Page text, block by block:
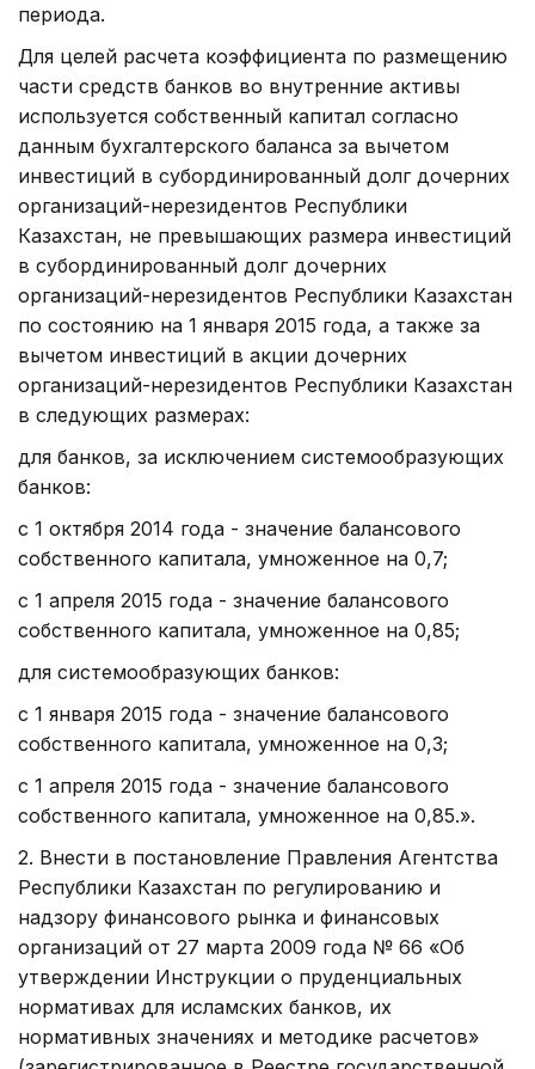
периода.
Для целей расчета коэффициента по размещению
части средств банков во внутренние активы
используется собственный капитал согласно
данным бухгалтерского баланса за вычетом
инвестиций в субординированный долг дочерних
организаций-нерезидентов Республики
Казахстан, не превышающих размера инвестиций
в субординированный долг дочерних
организаций-нерезидентов Республики Казахстан
по состоянию на 1 января 2015 года, а также за
вычетом инвестиций в акции дочерних
организаций-нерезидентов Республики Казахстан
в следующих размерах:
для банков, за исключением системообразующих
банков:
с 1 октября 2014 года - значение балансового
собственного капитала, умноженное на 0,7;
с 1 апреля 2015 года - значение балансового
собственного капитала, умноженное на 0,85;
для системообразующих банков:
с 1 января 2015 года - значение балансового
собственного капитала, умноженное на 0,3;
с 1 апреля 2015 года - значение балансового
собственного капитала, умноженное на 0,85.».
2. Внести в постановление Правления Агентства
Республики Казахстан по регулированию и
надзору финансового рынка и финансовых
организаций от 27 марта 2009 года № 66 «Об
утверждении Инструкции о пруденциальных
нормативах для исламских банков, их
нормативных значениях и методике расчетов»